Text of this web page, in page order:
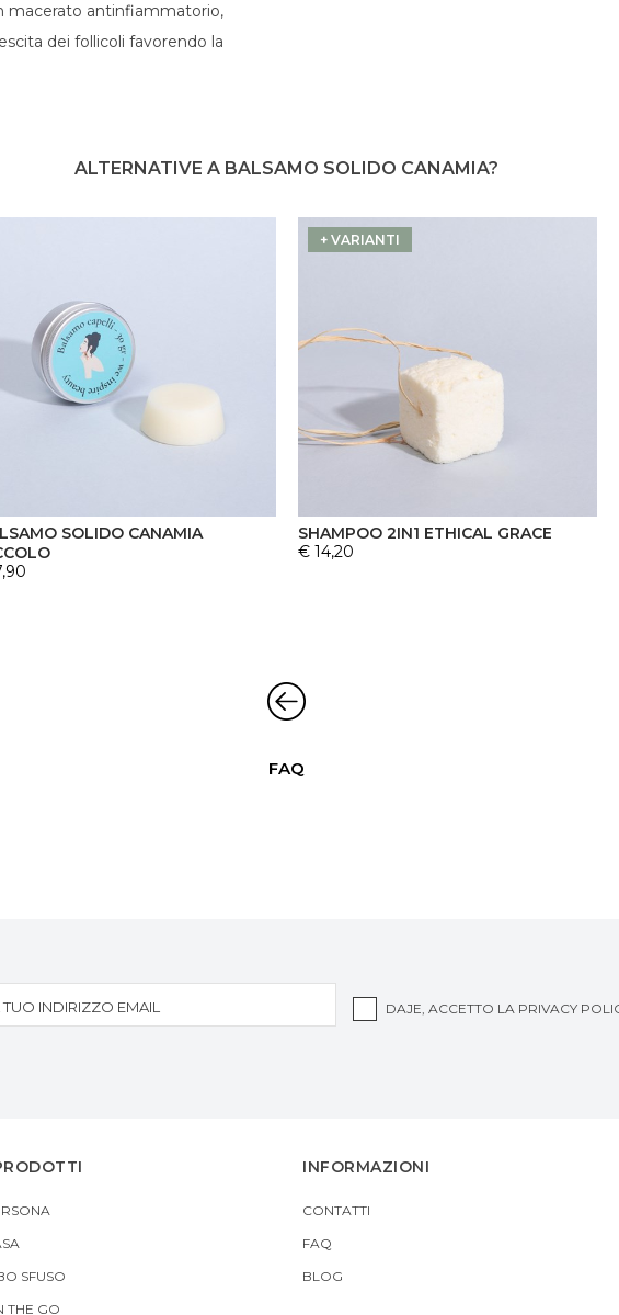
macerato antinfiammatorio,
dei follicoli favorendo la
ALTERNATIVE A BALSAMO SOLIDO CANAMIA?
SOLIDO CANAMIA
+ VARIANTI
SHAMPOO 2IN1 ETHICAL GRACE
€ 14,20
FAQ
DAJE, ACCETTO LA PRIVACY
SFUSO
THE GO
INFORMAZIONI
CONTATTI
FAQ
BLOG